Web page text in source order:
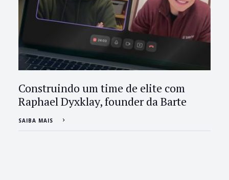
Construindo um time de elite com
Raphael Dyxklay, founder da Barte
SAIBA MAIS